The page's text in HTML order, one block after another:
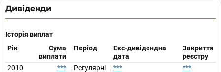
Дивіденди
Історія виплат
Рік
Сума
виплати
Період
Екс-дивідендна
дата
Закриття
реєстру
2010
*** Регулярні ***
***